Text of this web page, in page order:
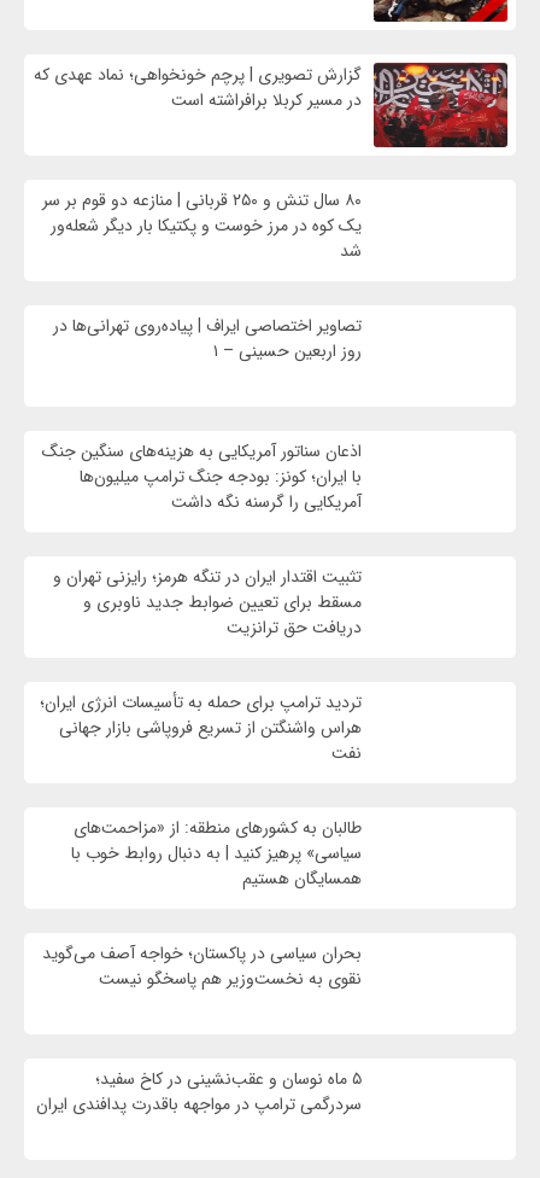
گزارش تصویری | پرچم خونخواهی؛ نماد عهدی که
در مسیر کربلا برافراشته است
۸۰ سال تنش و ۲۵۰ قربانی | منازعه دو قوم بر سر
یک کوه در مرز خوست و پکتیکا بار دیگر شعله‌ور
شد
تصاویر اختصاصی ایراف | پیاده‌روی تهرانی‌ها در
روز اربعین حسینی – ۱
اذعان سناتور آمریکایی به هزینه‌های سنگین جنگ
با ایران؛ کونز: بودجه جنگ ترامپ میلیون‌ها
آمریکایی را گرسنه نگه داشت
تثبیت اقتدار ایران در تنگه هرمز؛ رایزنی تهران و
مسقط برای تعیین ضوابط جدید ناوبری و
دریافت حق ترانزیت
تردید ترامپ برای حمله به تأسیسات انرژی ایران؛
هراس واشنگتن از تسریع فروپاشی بازار جهانی
نفت
طالبان به کشورهای منطقه: از «مزاحمت‌های
سیاسی» پرهیز کنید | به دنبال روابط خوب با
همسایگان هستیم
بحران سیاسی در پاکستان؛ خواجه آصف می‌گوید
نقوی به نخست‌وزیر هم پاسخگو نیست
۵ ماه نوسان و عقب‌نشینی در کاخ سفید؛
سردرگمی ترامپ در مواجهه باقدرت پدافندی ایران